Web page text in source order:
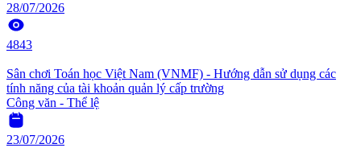
28/07/2026
4843
Sân chơi Toán học Việt Nam (VNMF) - Hướng dẫn sử dụng các
tính năng của tài khoản quản lý cấp trường
Công văn - Thể lệ
23/07/2026